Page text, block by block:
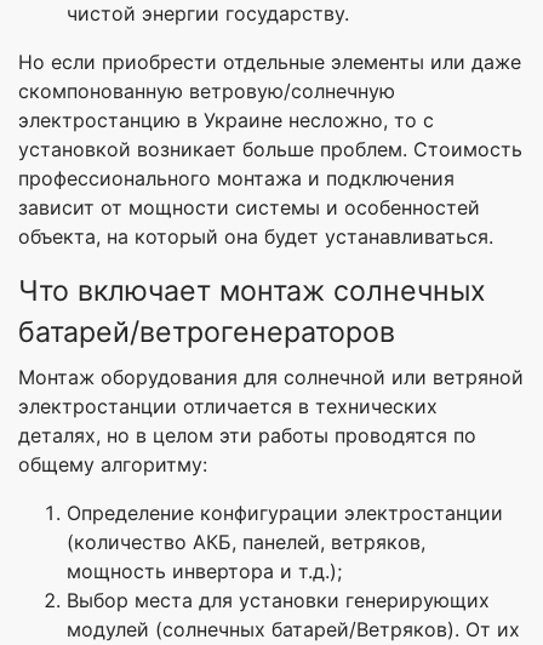
чистой энергии государству.
Но если приобрести отдельные элементы или даже
скомпонованную ветровую/солнечную
электростанцию в Украине несложно, то с
установкой возникает больше проблем. Стоимость
профессионального монтажа и подключения
зависит от мощности системы и особенностей
объекта, на который она будет устанавливаться.
Что включает монтаж солнечных
батарей/ветрогенераторов
Монтаж оборудования для солнечной или ветряной
электростанции отличается в технических
деталях, но в целом эти работы проводятся по
общему алгоритму:
Определение конфигурации электростанции
(количество АКБ, панелей, ветряков,
мощность инвертора и т.д.);
Выбор места для установки генерирующих
модулей (солнечных батарей/Ветряков). От их